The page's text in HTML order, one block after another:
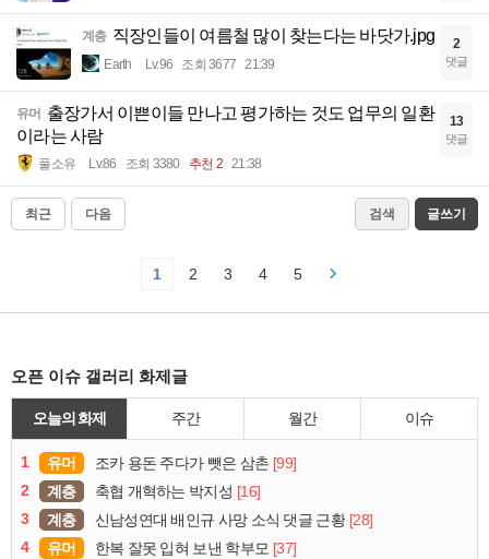
계층 직장인들이 여름철 많이 찾는다는 바닷가.jpg
Earth Lv.96 조회 3677 21:39
2
댓글
유머 출장가서 이쁜이들 만나고 평가하는 것도 업무의 일환
이라는 사람
풀소유 Lv.86 조회 3380 추천 2 21:38
13
댓글
최근 다음 검색 글쓰기
1 2 3 4 5
오픈 이슈 갤러리 화제글
오늘의 화제 주간 월간 이슈
1 유머 조카 용돈 주다가 뺏은 삼촌 [99]
2
계층 축협 개혁하는 박지성 [16]
3
계층 신남성연대 배인규 사망 소식 댓글 근황 [28]
4
유머 한복 잘못 입혀 보낸 학부모 [37]